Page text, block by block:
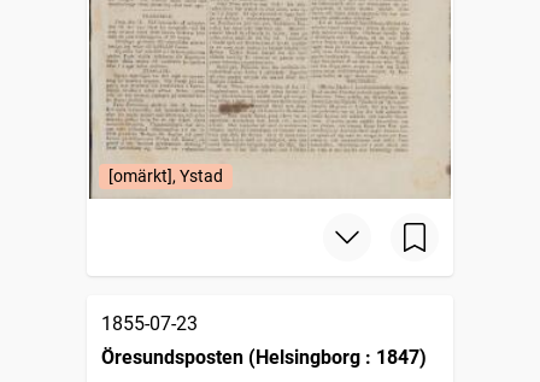
[omärkt], Ystad
1855-07-23
Öresundsposten (Helsingborg : 1847)